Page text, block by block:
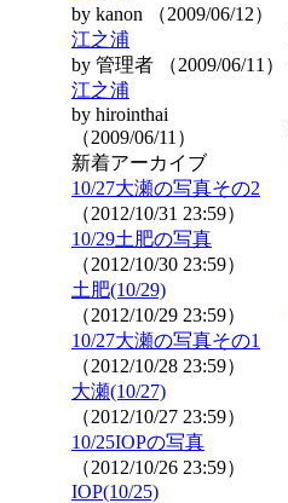
by kanon （2009/06/12）
江之浦
by 管理者 （2009/06/11）
江之浦
by hirointhai
（2009/06/11）
新着アーカイブ
10/27大瀬の写真その2
（2012/10/31 23:59）
10/29土肥の写真
（2012/10/30 23:59）
土肥(10/29)
（2012/10/29 23:59）
10/27大瀬の写真その1
（2012/10/28 23:59）
大瀬(10/27)
（2012/10/27 23:59）
10/25IOPの写真
（2012/10/26 23:59）
IOP(10/25)